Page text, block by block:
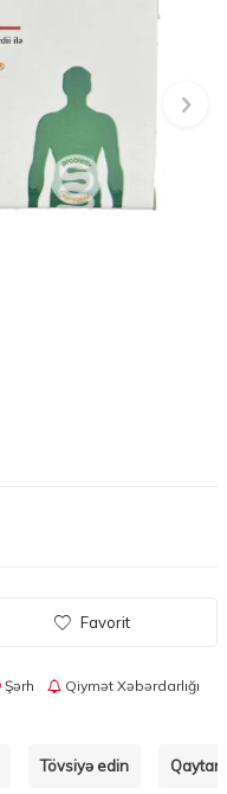
Favorit
Şərh Qiymət Xəbərdarlığı
Tövsiyə edin